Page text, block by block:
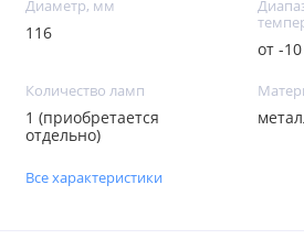
Диаметр, мм
116
от -
Количество ламп
1 (приобретается
отдельно)
Все характеристики